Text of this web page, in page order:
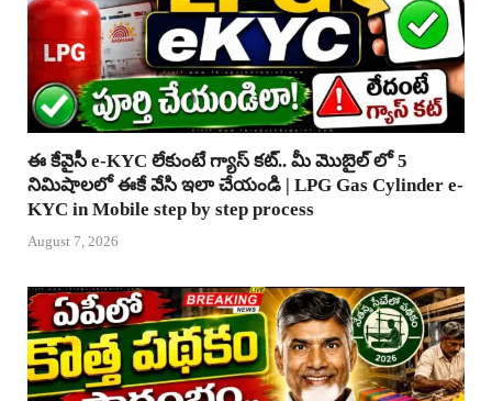
ఈ కేవైసీ e-KYC లేకుంటే గ్యాస్ కట్.. మీ మొబైల్ లో 5
నిమిషాలలో ఈకే వేసి ఇలా చేయండి | LPG Gas Cylinder e-
KYC in Mobile step by step process
August 7, 2026